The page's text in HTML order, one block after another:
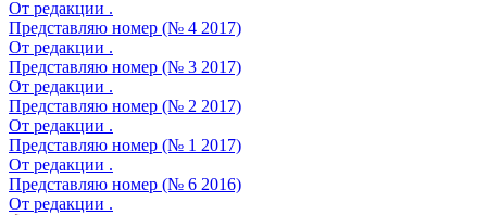
От редакции .
Представляю номер (№ 4 2017)
От редакции .
Представляю номер (№ 3 2017)
От редакции .
Представляю номер (№ 2 2017)
От редакции .
Представляю номер (№ 1 2017)
От редакции .
Представляю номер (№ 6 2016)
От редакции .